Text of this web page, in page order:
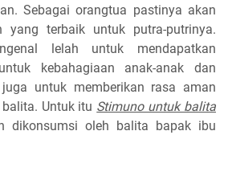
Sebagai orangtua pastinya akan
yang terbaik untuk putra-putrinya.
lelah untuk mendapatkan
kebahagiaan anak-anak dan
juga untuk memberikan rasa aman
Untuk itu Stimuno untuk balita
dikonsumsi oleh balita bapak ibu